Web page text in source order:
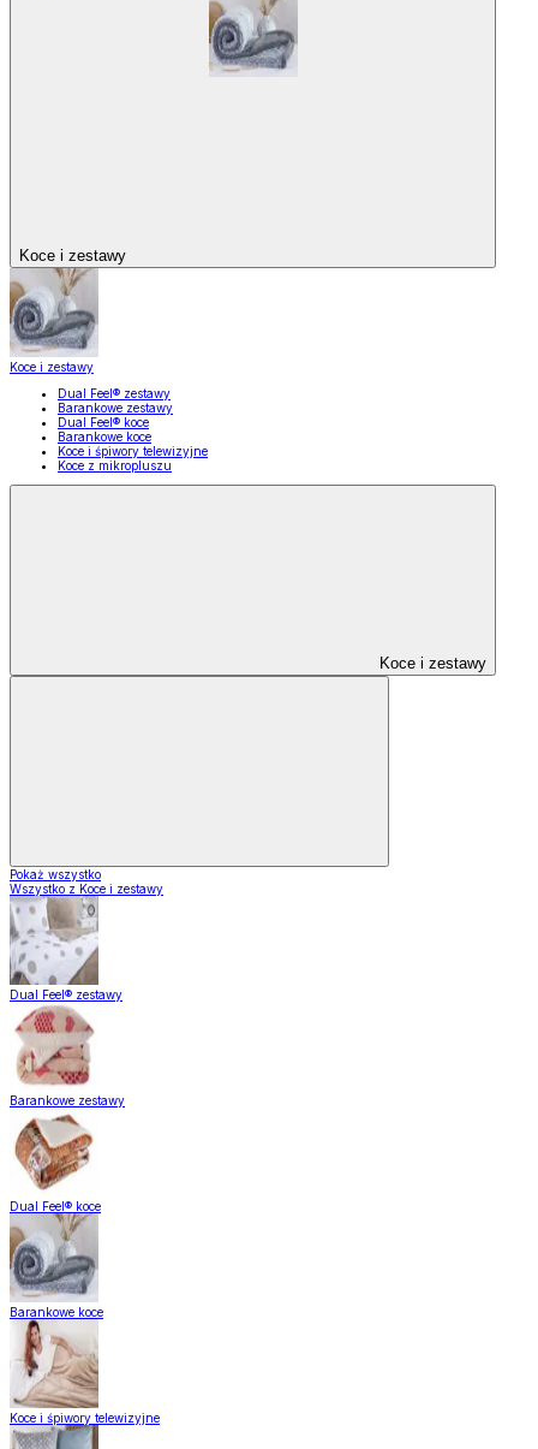
Koce i zestawy
Koce i zestawy
Dual Feel® zestawy
Barankowe zestawy
Dual Feel® koce
Barankowe koce
Koce i śpiwory telewizyjne
Koce z mikropluszu
Koce i zestawy
Pokaż wszystko
Wszystko z Koce i zestawy
Dual Feel® zestawy
Barankowe zestawy
Dual Feel® koce
Barankowe koce
Koce i śpiwory telewizyjne